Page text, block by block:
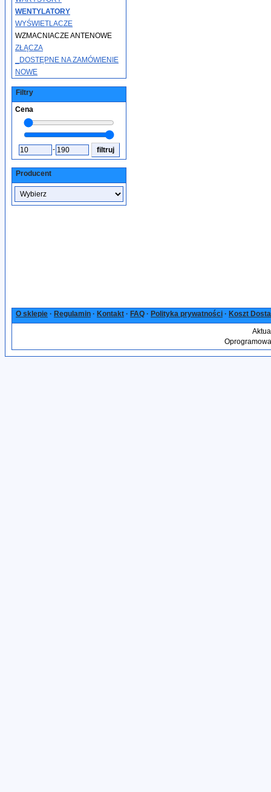
WENTYLATORY
WYŚWIETLACZE
WZMACNIACZE ANTENOWE
ZŁĄCZA
_DOSTĘPNE NA ZAMÓWIENIE
NOWE
Filtry
Cena
-
Producent
O sklepie · Regulamin · Kontakt · FAQ · Polityka prywatności · Koszt